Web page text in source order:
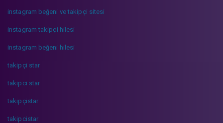
instagram beğeni ve takipçi sitesi
instagram takipçi hilesi
instagram beğeni hilesi
takipçi star
takipci star
takipçistar
takipcistar